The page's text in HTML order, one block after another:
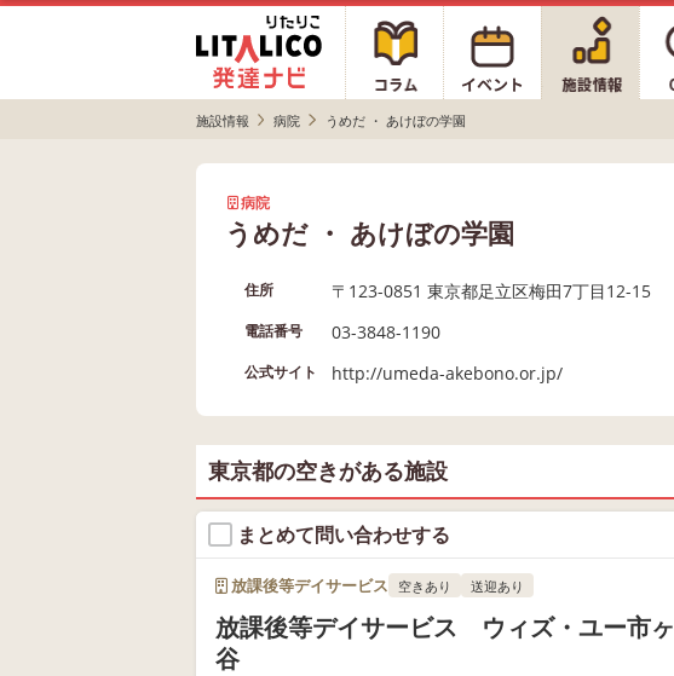
施設情報 病院 うめだ ・ あけぼの学園
病院
うめだ ・ あけぼの学園
住所 〒123-0851 東京都足立区梅田7丁目12-15
電話番号 03-3848-1190
公式サイト http://umeda-akebono.or.jp/
東京都の空きがある施設
まとめて問い合わせする
放課後等デイサービス 空きあり 送迎あり
放課後等デイサービス ウィズ・ユー市ヶ
谷